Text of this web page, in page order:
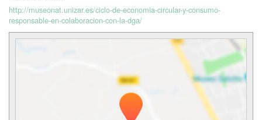
http://museonat.unizar.es/ciclo-de-economia-circular-y-consumo-
responsable-en-colaboracion-con-la-dga/